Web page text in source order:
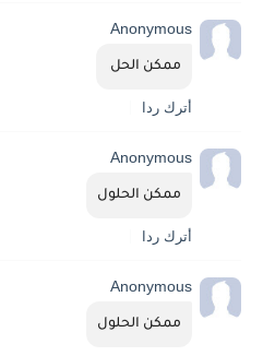
Anonymous
ممكن الحل
أترك ردا
Anonymous
ممكن الحلول
أترك ردا
Anonymous
ممكن الحلول